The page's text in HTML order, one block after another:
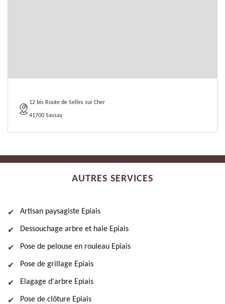
12 bis Route de Selles sur Cher
41700 Sassay
AUTRES SERVICES
Artisan paysagiste Epiais
Dessouchage arbre et haie Epiais
Pose de pelouse en rouleau Epiais
Pose de grillage Epiais
Elagage d'arbre Epiais
Pose de clôture Epiais